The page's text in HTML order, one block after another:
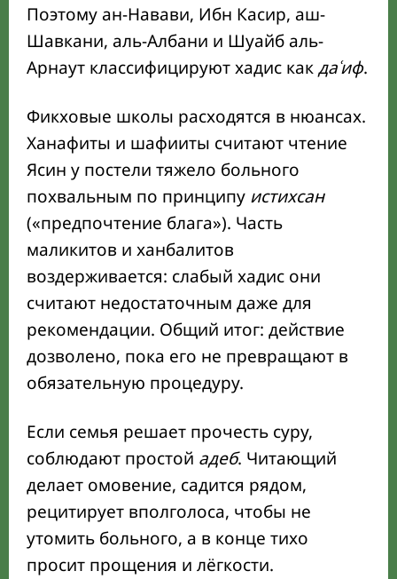
Поэтому ан-Навави, Ибн Касир, аш-
Шавкани, аль-Албани и Шуайб аль-
Арнаут классифицируют хадис какдаʿиф.
Фикховые школы расходятся в нюансах.
Ханафиты и шафииты считают чтение
Ясин у постели тяжело больного
похвальным по принципу истихсан
(«предпочтение блага»). Часть
маликитов и ханбалитов
воздерживается: слабый хадис они
считают недостаточным даже для
рекомендации. Общий итог: действие
дозволено, пока его не превращают в
обязательную процедуру.
Если семья решает прочесть суру,
соблюдают простой адеб. Читающий
делает омовение, садится рядом,
рецитирует вполголоса, чтобы не
утомить больного, а в конце тихо
просит прощения и лёгкости.